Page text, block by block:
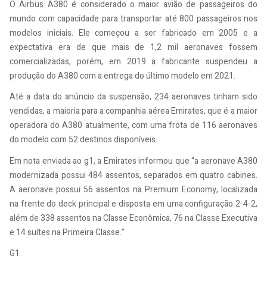
O Airbus A380 é considerado o maior avião de passageiros do
mundo com capacidade para transportar até 800 passageiros nos
modelos iniciais. Ele começou a ser fabricado em 2005 e a
expectativa era de que mais de 1,2 mil aeronaves fossem
comercializadas, porém, em 2019 a fabricante suspendeu a
produção do A380 com a entrega do último modelo em 2021.
Até a data do anúncio da suspensão, 234 aeronaves tinham sido
vendidas, a maioria para a companhia aérea Emirates, que é a maior
operadora do A380 atualmente, com uma frota de 116 aeronaves
do modelo com 52 destinos disponíveis.
Em nota enviada ao g1, a Emirates informou que “a aeronave A380
modernizada possui 484 assentos, separados em quatro cabines.
A aeronave possui 56 assentos na Premium Economy, localizada
na frente do deck principal e disposta em uma configuração 2-4-2,
além de 338 assentos na Classe Econômica, 76 na Classe Executiva
e 14 suítes na Primeira Classe.”
G1